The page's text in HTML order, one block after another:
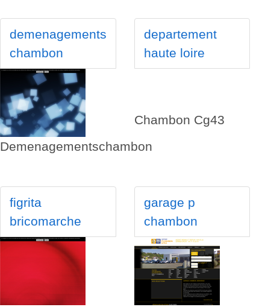
demenagements
chambon
Demenagementschambon
departement
haute loire
Chambon Cg43
figrita
bricomarche
garage p
chambon